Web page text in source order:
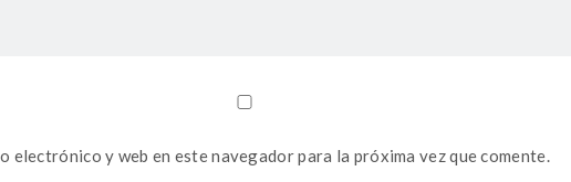
electrónico y web en este navegador para la próxima vez que comente.